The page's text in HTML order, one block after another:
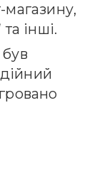
магазину,
інші.